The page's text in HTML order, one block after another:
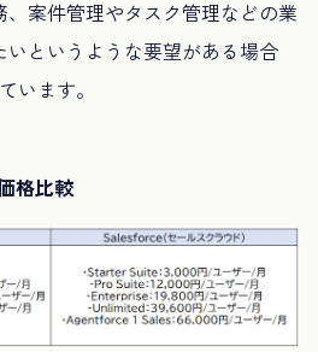
案件管理やタスク管理などの業
というような要望がある場合
います。
格比較